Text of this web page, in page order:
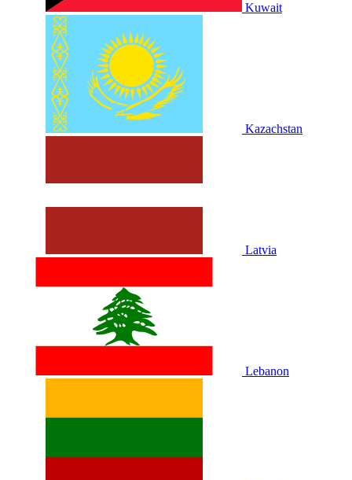
Kuwait
Kazachstan
Latvia
Lebanon